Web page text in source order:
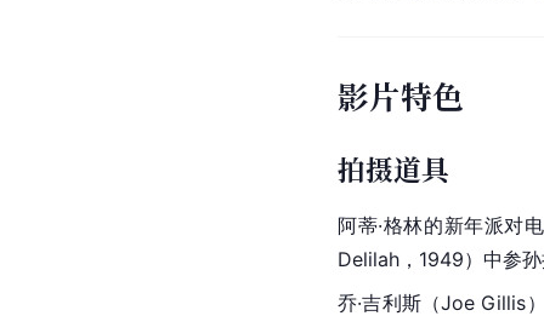
影片特色
拍摄道具
阿蒂·格林的新年派对
Delilah，1949）中参
乔·吉利斯（Joe Gillis